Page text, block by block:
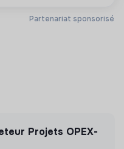
s’ajoute une part
de mesure d'impact
Partenariat sponsorisé
Projets OPEX-